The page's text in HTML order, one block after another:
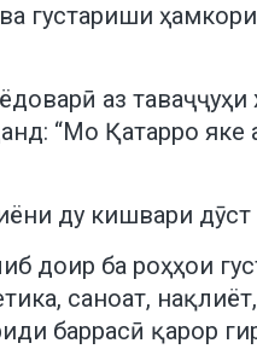
густариши
аз
“Мо Қатарро
ду кишвари дӯст
доир ба роҳҳои
саноат,
баррасӣ қарор